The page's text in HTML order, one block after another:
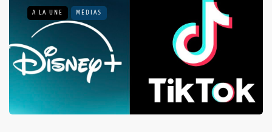
A LA UNE MÉDIAS